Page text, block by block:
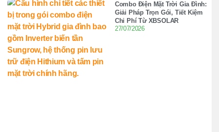
Combo Điện Mặt Trời Gia Đình:
Giải Pháp Trọn Gói, Tiết Kiệm
Chi Phí Từ XBSOLAR
27/07/2026